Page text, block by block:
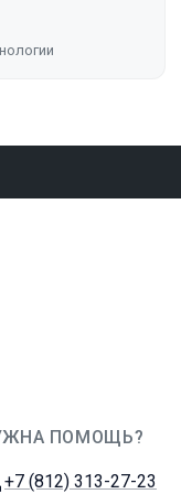
ПОМОЩЬ?
Телефон:
+7 (812) 313-27-23